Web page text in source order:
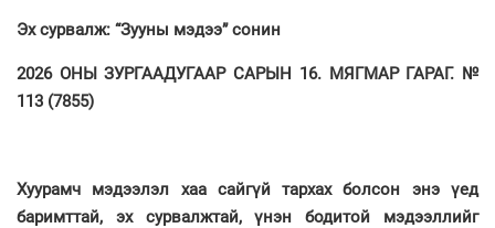
Эх сурвалж: “Зууны мэдээ” сонин
2026 ОНЫ ЗУРГААДУГААР САРЫН 16. МЯГМАР ГАРАГ. №
113 (7855)
Хуурамч мэдээлэл хаа сайгүй тархах болсон энэ үед
баримттай, эх сурвалжтай, үнэн бодитой мэдээллийг